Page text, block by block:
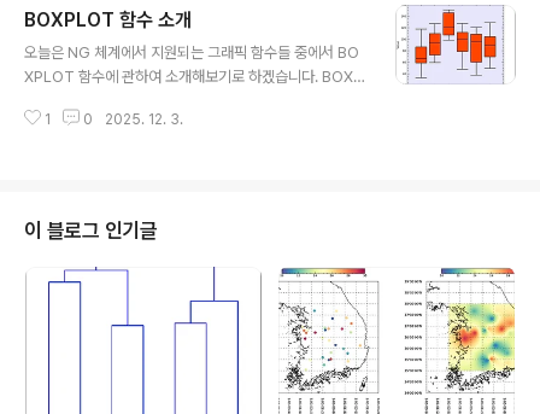
늘은 이러한 막대 차트(Bar Chart) 그림을 IDL에서 표출
하는 방법을 소개해보고자 합니다. 위의 그림은 당연히 ID
L로 표출한 것이며 그 과정을 지금부터 살펴보겠습니다. 먼
니다. cats = ['very bad', 'bad', 'not bad', 'good', 'v
BOXPLOT 함수 소개
오늘은 NG 체계에서 지원되는 그래픽 함수들 중에서 BO
XPLOT 함수에 관하여 소개해보기로 하겠습니다. BOXP
나중에 도입된 경우에 속하며 IDL 8.2.2 버전에서부터 지
흔히 사용되는 표출 형태로서 최소값(Minimum), 1사분위
값(25% Quartile), 2사분위값(50% Quartile or Medi
an), 3사분위값(75% Quartile), 최대값(Maximum) 등
의 5종의 통계값들을 박스 및 에러바(box and error ba
1 0 2025. 12. 3.
이 블로그 인기글